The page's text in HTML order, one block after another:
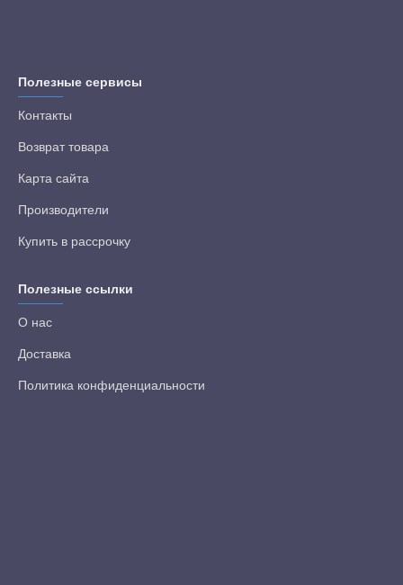
Полезные сервисы
Контакты
Возврат товара
Карта сайта
Производители
Купить в рассрочку
Полезные ссылки
О нас
Доставка
Политика конфиденциальности